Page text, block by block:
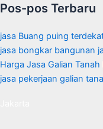
Pos-pos Terbaru
jasa Buang puing
jasa bongkar bangunan
Harga Jasa Galian Tanah
jasa pekerjaan galian